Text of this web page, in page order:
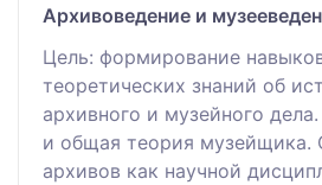
Архивоведение и
Цель: формирование
теоретических знаний об
архивного и музейного
и общая теория музейщика.
архивов как научной